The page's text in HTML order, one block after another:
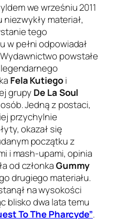
we wrześniu 2011
materiał,
tego
w pełni odpowiadał
powstałe
Fela Kutiegoi
grupy De La Soul
Jedną z postaci,
przychylnie
okazał się
początku z
i mash-upami, opinia
od członkaGummy
drugiego materiału.
na wysokości
blisko dwa lata temu
To The Pharcyde”.